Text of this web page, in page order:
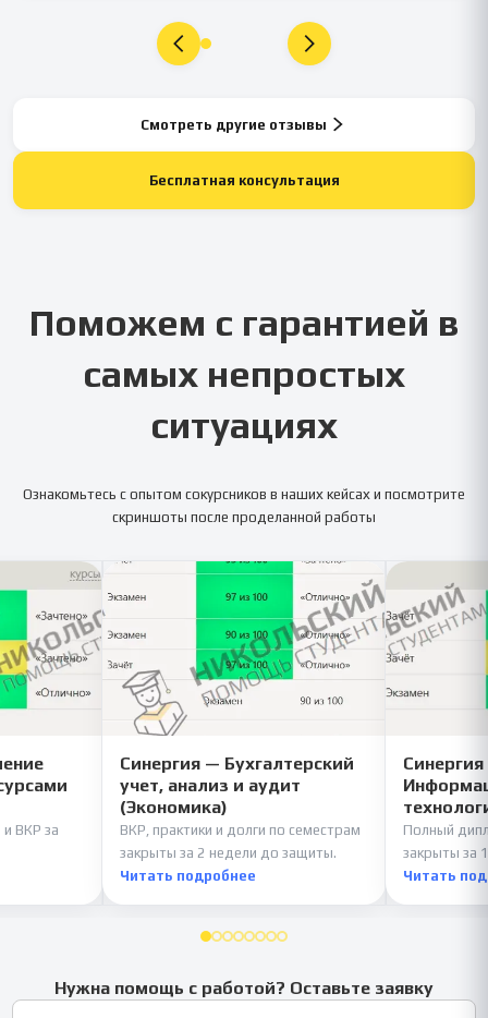
Смотреть другие отзывы
Бесплатная консультация
Поможем с гарантией в
самых непростых
ситуациях
Ознакомьтесь с опытом сокурсников в наших кейсах и посмотрите
скриншоты после проделанной работы
и ВКР за
Синергия — Бухгалтерский
учет, анализ и аудит
(Экономика)
ВКР, практики и долги по семестрам
закрыты за 2 недели до защиты.
Читать подробнее
Полный
закрыты за
Читать
Нужна помощь с работой? Оставьте заявку